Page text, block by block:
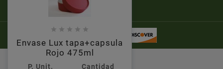
    
Envase Lux tapa+capsula
Rojo 475ml
P. Unit. Cantidad